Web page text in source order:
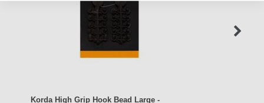
Korda High Grip Hook Bead Large -